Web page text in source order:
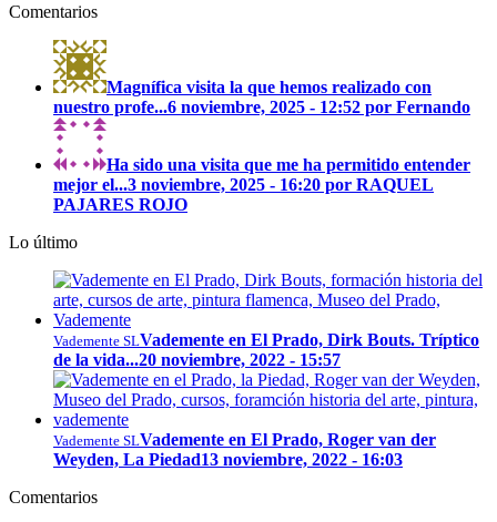
Comentarios
Magnífica visita la que hemos realizado con
nuestro profe...6 noviembre, 2025 - 12:52 por Fernando
Ha sido una visita que me ha permitido entender
mejor el...3 noviembre, 2025 - 16:20 por RAQUEL
PAJARES ROJO
Lo último
Vademente SLVademente en El Prado, Dirk Bouts. Tríptico
de la vida...20 noviembre, 2022 - 15:57
Vademente SLVademente en El Prado, Roger van der
Weyden, La Piedad13 noviembre, 2022 - 16:03
Comentarios